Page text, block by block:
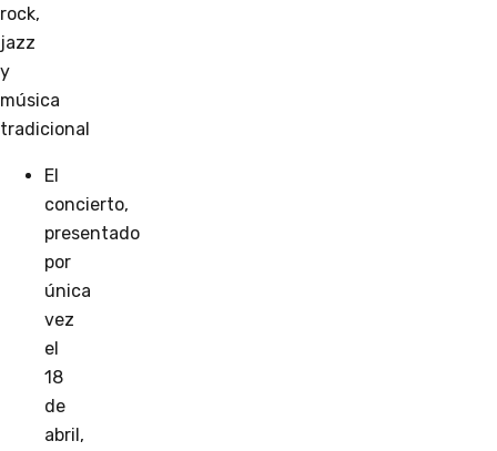
rock,
jazz
y
música
tradicional
El
concierto,
presentado
por
única
vez
el
18
de
abril,